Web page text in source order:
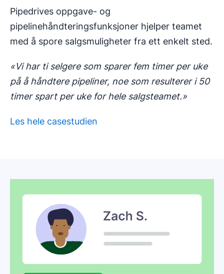
Pipedrives oppgave- og
pipelinehåndteringsfunksjoner hjelper teamet
med å spore salgsmuligheter fra ett enkelt sted.
«Vi har ti selgere som sparer fem timer per uke
på å håndtere pipeliner, noe som resulterer i 50
timer spart per uke for hele salgsteamet.»
Les hele casestudien